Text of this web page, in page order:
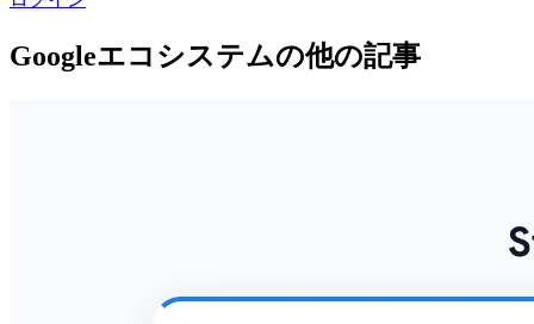
Googleエコシステムの他の記事